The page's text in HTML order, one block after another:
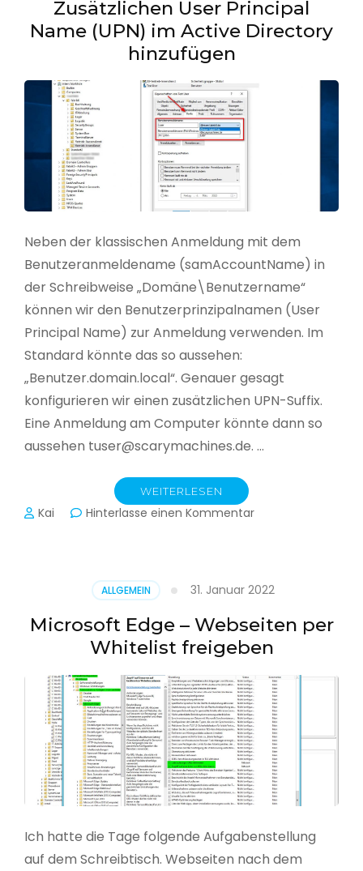
Zusätzlichen User Principal
Name (UPN) im Active Directory
hinzufügen
Neben der klassischen Anmeldung mit dem
Benutzeranmeldename (samAccountName) in
der Schreibweise „Domäne\Benutzername“
können wir den Benutzerprinzipalnamen (User
Principal Name) zur Anmeldung verwenden. Im
Standard könnte das so aussehen:
„Benutzer.domain.local“. Genauer gesagt
konfigurieren wir einen zusätzlichen UPN-Suffix.
Eine Anmeldung am Computer könnte dann so
aussehen tuser@scarymachines.de. …
WEITERLESEN
Kai Hinterlasse einen Kommentarzu
(UPN)
im
Active
Directory
ALLGEMEIN 31. Januar 2022
Microsoft Edge – Webseiten per
Whitelist freigeben
Ich hatte die Tage folgende Aufgabenstellung
auf dem Schreibtisch. Webseiten nach dem